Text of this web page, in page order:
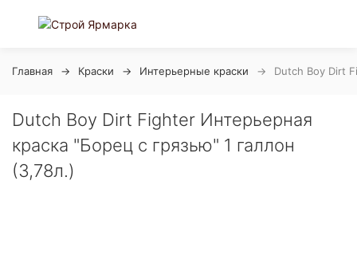
Главная Краски Интерьерные краски Dutch Boy Dirt
Dutch Boy Dirt Fighter Интерьерная
краска "Борец с грязью" 1 галлон
(3,78л.)